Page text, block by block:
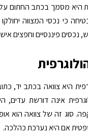
היא מסמך בכתב החתום על
כי נכסי המצווה יחולקו
נכסים פיננסיים וחפצים
היא צוואה בכתב יד,
אינה דורשת עדים,
סוג זה של צוואה הוא
אם היא נערכת כהלכה.